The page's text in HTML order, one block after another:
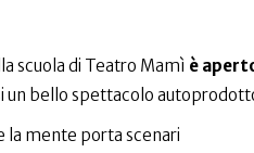
scuola di Teatro Mamì è
un bello spettacolo
la mente porta scenari